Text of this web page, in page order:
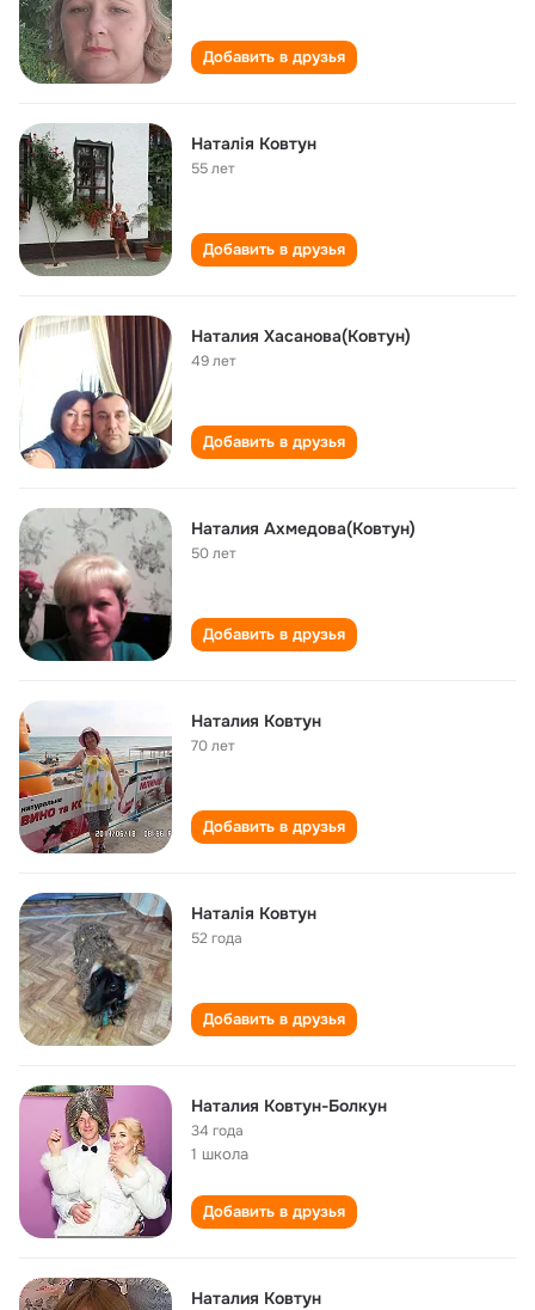
Добавить в друзья
Наталія Ковтун
55 лет
Добавить в друзья
Наталия Хасанова(Ковтун)
49 лет
Добавить в друзья
Наталия Ахмедова(Ковтун)
50 лет
Добавить в друзья
Наталия Ковтун
70 лет
Добавить в друзья
Наталія Ковтун
52 года
Добавить в друзья
Наталия Ковтун-Болкун
34 года
1 школа
Добавить в друзья
Наталия Ковтун